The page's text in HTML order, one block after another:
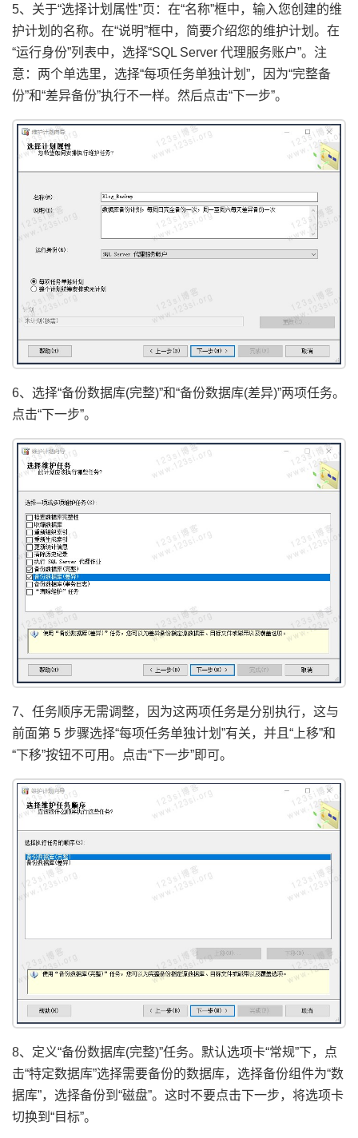
5、关于“选择计划属性”页：在“名称”框中，输入您创建的维
护计划的名称。在“说明”框中，简要介绍您的维护计划。在
“运行身份”列表中，选择“SQL Server 代理服务账户”。注
意：两个单选里，选择“每项任务单独计划”，因为“完整备
份”和“差异备份”执行不一样。然后点击“下一步”。
6、选择“备份数据库(完整)”和“备份数据库(差异)”两项任务。
点击“下一步”。
7、任务顺序无需调整，因为这两项任务是分别执行，这与
前面第 5 步骤选择“每项任务单独计划”有关，并且“上移”和
“下移”按钮不可用。点击“下一步”即可。
8、定义“备份数据库(完整)”任务。默认选项卡“常规”下，点
击“特定数据库”选择需要备份的数据库，选择备份组件为“数
据库”，选择备份到“磁盘”。这时不要点击下一步，将选项卡
切换到“目标”。